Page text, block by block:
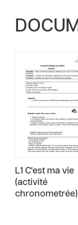
L1 C'est ma vie
(activité
chronometrée)